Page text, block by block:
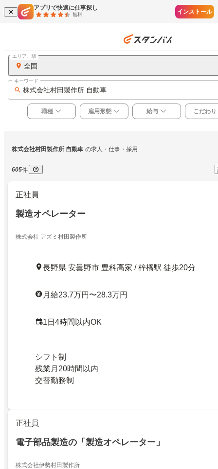
アプリで快適に仕事探し
無料 インストール
全国
エリア、駅
株式会社村田製作所 自動車
キーワード
職種 雇用形態 給与 こだわり
株式会社村田製作所 自動車 の求人・仕事・採用
605件
正社員
製造オペレーター
株式会社 アズミ村田製作所
長野県 安曇野市 豊科高家 / 梓橋駅 徒歩20分
月給23.7万円〜28.3万円
1日4時間以内OK
シフト制
残業月20時間以内
交替勤務制
正社員
電子部品製造の「製造オペレーター」
株式会社伊勢村田製作所